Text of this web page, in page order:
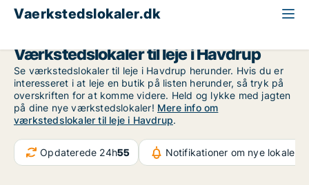
Vaerkstedslokaler.dk
Værkstedslokaler til leje i Havdrup
Se værkstedslokaler til leje i Havdrup herunder. Hvis du er
interesseret i at leje en butik på listen herunder, så tryk på
overskriften for at komme videre. Held og lykke med jagten
på dine nye værkstedslokaler! Mere info om
værkstedslokaler til leje i Havdrup.
Opdaterede 24h55 Notifikationer om nye lokaler